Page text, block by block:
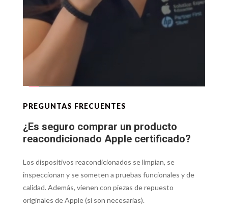
PREGUNTAS FRECUENTES
¿Es seguro comprar un producto
reacondicionado Apple certificado?
Los dispositivos reacondicionados se limpian, se
inspeccionan y se someten a pruebas funcionales y de
calidad. Además, vienen con piezas de repuesto
originales de Apple (si son necesarias).